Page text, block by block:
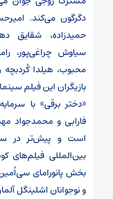
دگرگون می‌کند.
حمیدزاده، شقایق
سیاوش چراغی‌پور،
محبوب، هیلدا
بازیگران این فیلم
«دختر برقی» با
فارابی و محمدجواد
است و پیش‌تر در
بین‌المللی فیلم‌های
بخش پانورامای
و نوجوانان اشلینگل